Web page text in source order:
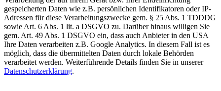
gespeicherten Daten wie z.B. persönlichen Identifikatoren oder IP-
Adressen für diese Verarbeitungszwecke gem. § 25 Abs. 1 TDDDG
sowie Art. 6 Abs. 1 lit. a DSGVO zu. Darüber hinaus willigen Sie
gem. Art. 49 Abs. 1 DSGVO ein, dass auch Anbieter in den USA
Ihre Daten verarbeiten z.B. Google Analytics. In diesem Fall ist es
möglich, dass die übermittelten Daten durch lokale Behörden
verarbeitet werden. Weiterführende Details finden Sie in unserer
Datenschutzerklärung.